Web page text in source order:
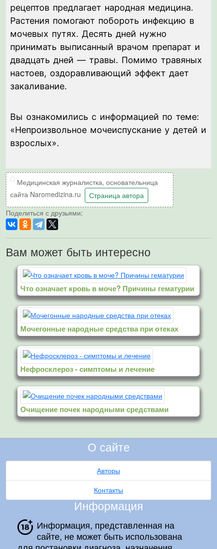
рецептов предлагает народная медицина.
Растения помогают побороть инфекцию в
мочевых путях. Десять дней нужно
принимать выписанный врачом препарат и
двадцать дней — травы. Помимо травяных
настоев, оздоравливающий эффект дает
закаливание.
Вы ознакомились с информацией по теме:
«Непроизвольное мочеиспускание у детей и
взрослых».
Медицинская журналистка, основательница
сайта Naromedizina.ru
Страница автора
Поделиться с друзьями:
Вам может быть интересно
Что означает кровь в моче? Причины гематурии
Мочегонные народные средства при отеках
Нефросклероз - симптомы и лечение
Очищение почек народными средствами
О сайте
Авторы
Контакты
Информация
Информация, представленная на
сайте, не может быть использована